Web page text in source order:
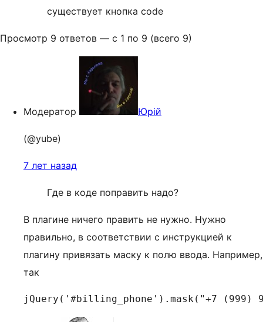
существует кнопка code
Просмотр 9 ответов — с 1 по 9 (всего 9)
Модератор Юрій
(@yube)
7 лет назад
Где в коде поправить надо?
В плагине ничего править не нужно. Нужно
правильно, в соответствии с инструкцией к
плагину привязать маску к полю ввода. Например,
так